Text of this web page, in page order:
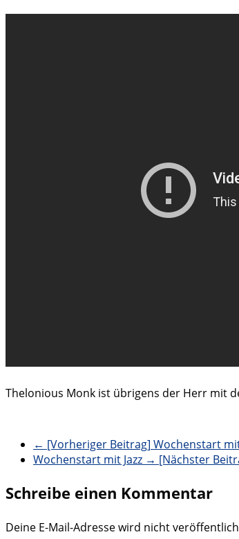
Thelonious Monk ist übrigens der Herr mit
← [Vorheriger Beitrag] Wochenstart mit
Wochenstart mit Jazz → [Nächster
Schreibe einen Kommentar
Deine E-Mail-Adresse wird nicht